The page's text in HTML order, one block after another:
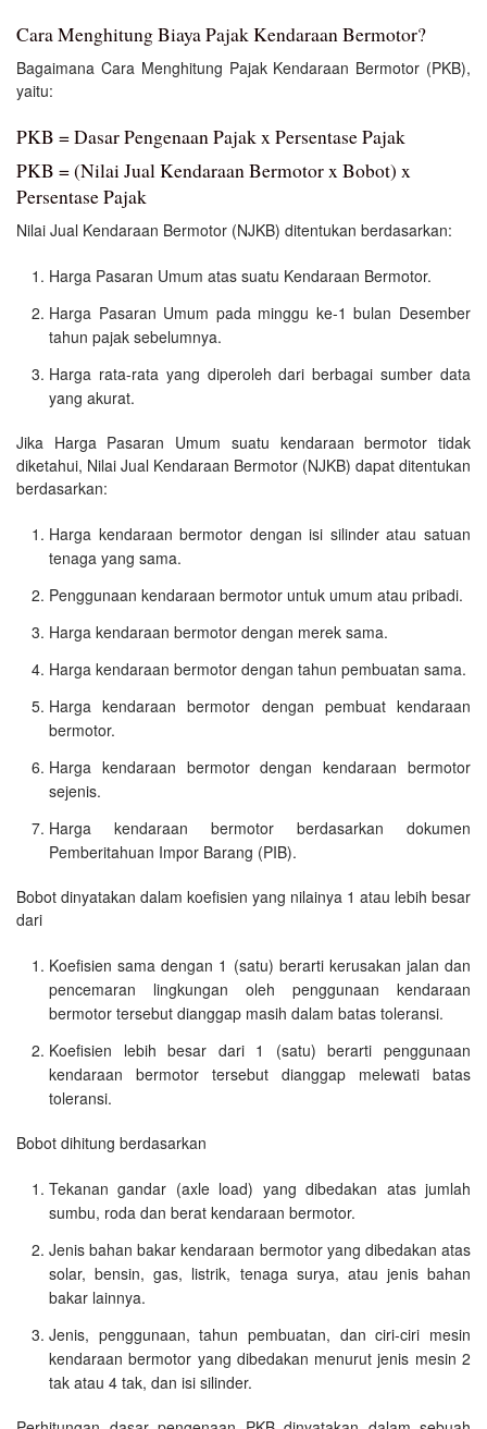
Cara Menghitung Biaya Pajak Kendaraan Bermotor?
Bagaimana Cara Menghitung Pajak Kendaraan Bermotor (PKB),
yaitu:
PKB = Dasar Pengenaan Pajak x Persentase Pajak
PKB = (Nilai Jual Kendaraan Bermotor x Bobot) x
Persentase Pajak
Nilai Jual Kendaraan Bermotor (NJKB) ditentukan berdasarkan:
Harga Pasaran Umum atas suatu Kendaraan Bermotor.
Harga Pasaran Umum pada minggu ke-1 bulan Desember
tahun pajak sebelumnya.
Harga rata-rata yang diperoleh dari berbagai sumber data
yang akurat.
Jika Harga Pasaran Umum suatu kendaraan bermotor tidak
diketahui, Nilai Jual Kendaraan Bermotor (NJKB) dapat ditentukan
berdasarkan:
Harga kendaraan bermotor dengan isi silinder atau satuan
tenaga yang sama.
Penggunaan kendaraan bermotor untuk umum atau pribadi.
Harga kendaraan bermotor dengan merek sama.
Harga kendaraan bermotor dengan tahun pembuatan sama.
Harga kendaraan bermotor dengan pembuat kendaraan
bermotor.
Harga kendaraan bermotor dengan kendaraan bermotor
sejenis.
Harga kendaraan bermotor berdasarkan dokumen
Pemberitahuan Impor Barang (PIB).
Bobot dinyatakan dalam koefisien yang nilainya 1 atau lebih besar
dari
Koefisien sama dengan 1 (satu) berarti kerusakan jalan dan
pencemaran lingkungan oleh penggunaan kendaraan
bermotor tersebut dianggap masih dalam batas toleransi.
Koefisien lebih besar dari 1 (satu) berarti penggunaan
kendaraan bermotor tersebut dianggap melewati batas
toleransi.
Bobot dihitung berdasarkan
Tekanan gandar (axle load) yang dibedakan atas jumlah
sumbu, roda dan berat kendaraan bermotor.
Jenis bahan bakar kendaraan bermotor yang dibedakan atas
solar, bensin, gas, listrik, tenaga surya, atau jenis bahan
bakar lainnya.
Jenis, penggunaan, tahun pembuatan, dan ciri-ciri mesin
kendaraan bermotor yang dibedakan menurut jenis mesin 2
tak atau 4 tak, dan isi silinder.